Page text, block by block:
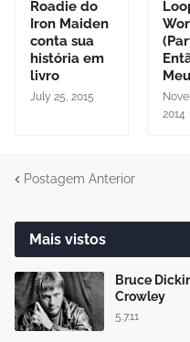
Roadie do
Iron Maiden
conta sua
história em
livro
July 25, 2015
2014
Postagem Anterior
Mais vistos
Bruce
Crowley
5.7.11